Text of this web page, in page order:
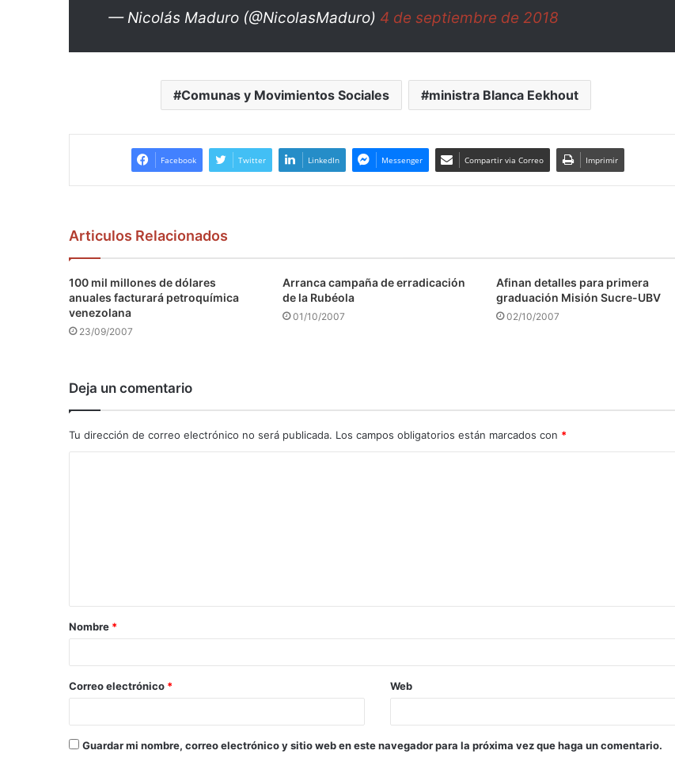
— Nicolás Maduro (@NicolasMaduro) 4 de septiembre de 2018
Comunas y Movimientos Sociales ministra Blanca Eekhout
Facebook Twitter LinkedIn Messenger Compartir via Correo Imprimir
Articulos Relacionados
100 mil millones de dólares
anuales facturará petroquímica
venezolana
23/09/2007
Arranca campaña de erradicación
de la Rubéola
01/10/2007
Afinan detalles para primera
graduación Misión Sucre-UBV
02/10/2007
Deja un comentario
Tu dirección de correo electrónico no será publicada. Los campos obligatorios están marcados con *
a
r
*
Nombre *
Correo electrónico * Web
Guardar mi nombre, correo electrónico y sitio web en este navegador para la próxima vez que haga un comentario.